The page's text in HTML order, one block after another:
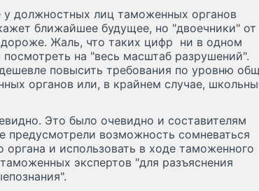
у должностных лиц таможенных органов
ближайшее будущее, но "двоечники" от
Жаль, что таких цифр ни в одном
на "весь масштаб разрушений".
повысить требования по уровню
органов или, в крайнем случае,
Это было очевидно и составителям
предусмотрели возможность сомневаться
и использовать в ходе таможенного
экспертов "для разъяснения